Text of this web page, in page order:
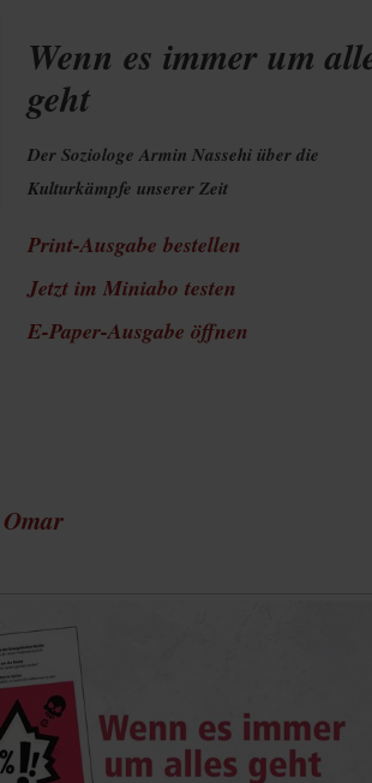
Wenn es immer um
geht
Der Soziologe Armin Nassehi über die
Kulturkämpfe unserer Zeit
Print-Ausgabe bestellen
Jetzt im Miniabo testen
E-Paper-Ausgabe öffnen